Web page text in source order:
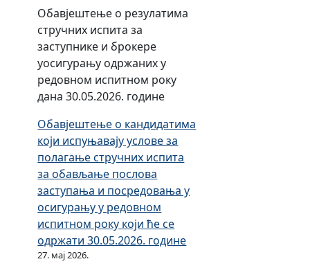
о
г
в
о
з
и
а
п
у
т
е
м
л
и
п
о
с
т
у
п
а
л
и
ц
и
т
а
ц
а
ј
у
в
о
з
и
л
а
п
у
т
е
м
о
з
и
л
а
п
т
е
м
п
о
с
т
у
П
О
З
И
В
–
а
п
р
о
д
а
ј
у
В
–
з
а
п
р
д
а
ј
у
в
о
з
и
Обавјештење о резулатима
стручних испита за
заступнике и брокере
уосигурању одржаних у
редовном испитном року
дана 30.05.2026. године
Обавјештење о кандидатима
који испуњавају услове за
полагање стручних испита
за обављање послова
заступања и посредовања у
осигурању у редовном
испитном року који ће се
одржати 30.05.2026. године
27. мај 2026.